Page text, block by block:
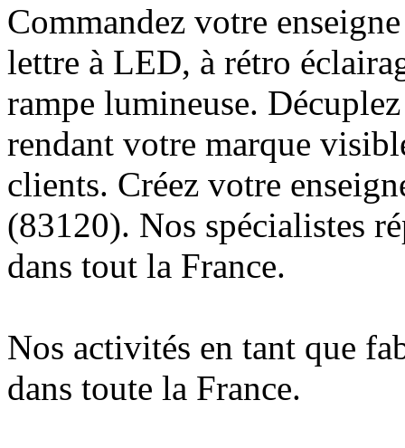
Commandez votre
lettre à LED, à rétro
rampe lumineuse.
rendant votre marque
clients. Créez votre
(83120). Nos spécialistes
dans tout la France.
Nos activités en tant que
dans toute la France.